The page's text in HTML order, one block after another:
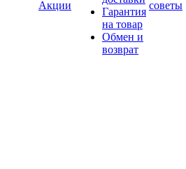
Акции
Гарантия
на товар
Обмен и
возврат
советы